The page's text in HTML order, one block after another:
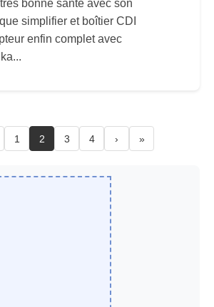
bonne santé avec son
simplifier et boîtier CDI
enfin complet avec
1 2 3 4 › »